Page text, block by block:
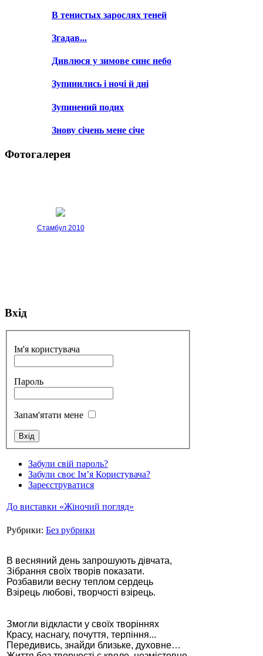
В тенистых зарослях теней
Згадав...
Дивлюся у зимове синє небо
Зупинились і ночі й дні
Зупинений подих
Знову січень мене січе
Фотогалерея
Стамбул 2010
Стамбул 2010
Стамбул 2010
Вхід
Ім'я користувача
Пароль
Запам'ятати мене
Забули свій пароль?
Забули своє Ім’я Користувача?
Зареєструватися
До виставки «Жіночий погляд»
Рубрики: Без рубрики
В весняний день запрошують дівчата,
Зібрання своїх творів показати.
Розбавили весну теплом сердець
Взірець любові, творчості взірець.
Змогли відкласти у своїх творіннях
Красу, наснагу, почуття, терпіння...
Передивись, знайди близьке, духовне…